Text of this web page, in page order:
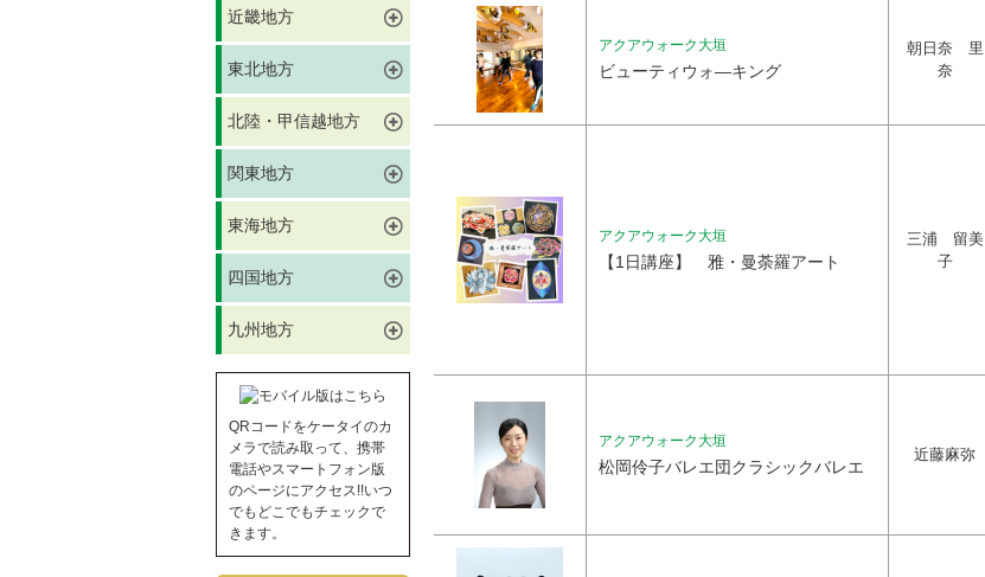
近畿地方
東北地方
北陸・甲信越地方
関東地方
東海地方
四国地方
九州地方
QRコードをケータイのカ
メラで読み取って、携帯
電話やスマートフォン版
のページにアクセス!!いつ
でもどこでもチェックで
きます。
アクアウォーク大垣
ビューティウォ―キング
朝日奈 里
奈
アクアウォーク大垣
【1日講座】 雅・曼荼羅アート
三浦 留美
子
アクアウォーク大垣
松岡伶子バレエ団クラシックバレエ
近藤麻弥